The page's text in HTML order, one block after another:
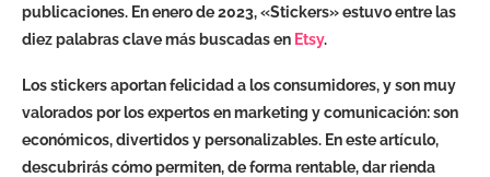
publicaciones. En enero de 2023, «Stickers» estuvo entre las
diez palabras clave más buscadas en Etsy.
Los stickers aportan felicidad a los consumidores, y son muy
valorados por los expertos en marketing y comunicación: son
económicos, divertidos y personalizables. En este artículo,
descubrirás cómo permiten, de forma rentable, dar rienda